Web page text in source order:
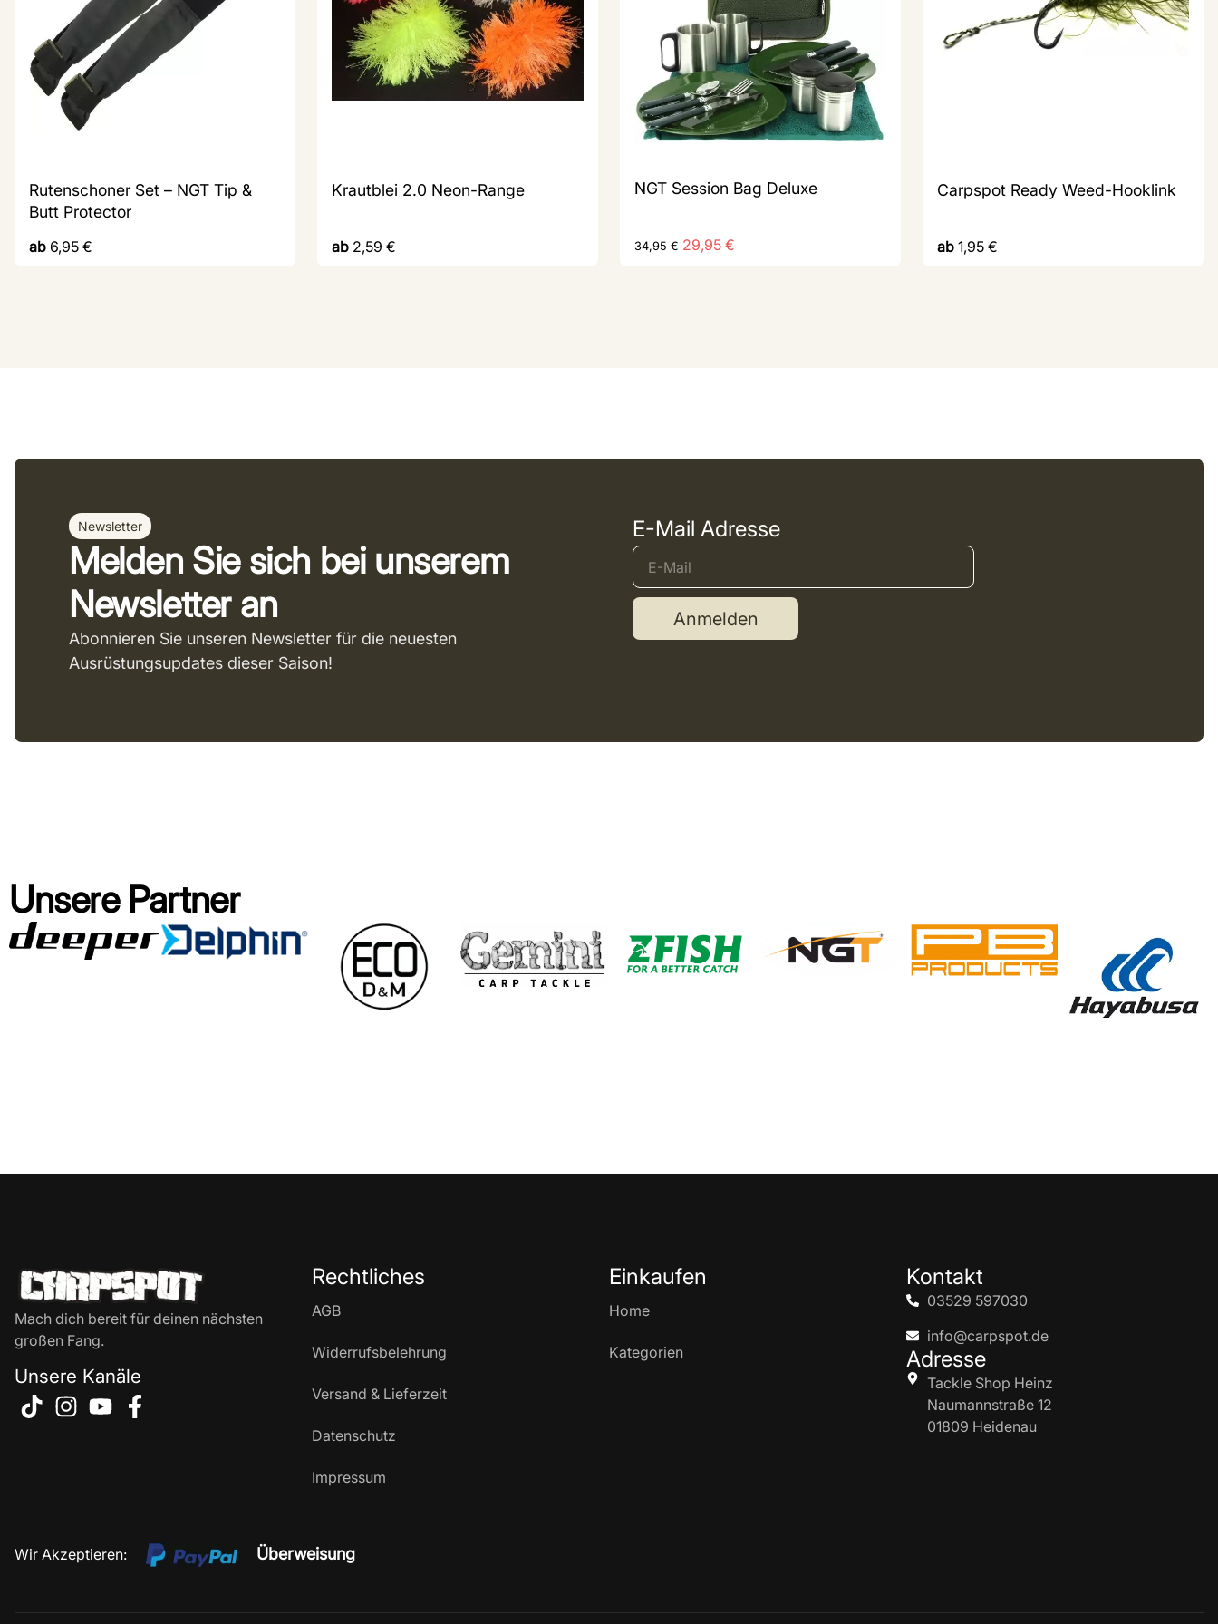
Rutenschoner Set – NGT Tip &
Butt Protector
ab 6,95 €
Krautblei 2.0 Neon-Range
ab 2,59 €
NGT Session Bag Deluxe
34,95€ 29,95 €
Carpspot Ready Weed-Hooklink
ab 1,95 €
Newsletter
Melden Sie sich bei unserem
Newsletter an
Abonnieren Sie unseren Newsletter für die neuesten
Ausrüstungsupdates dieser Saison!
E-Mail Adresse
Anmelden
Unsere Partner
Mach dich bereit für deinen nächsten
großen Fang.
Unsere Kanäle
Rechtliches
AGB
Widerrufsbelehrung
Versand & Lieferzeit
Datenschutz
Impressum
Einkaufen
Home
Kategorien
Kontakt
03529 597030
info@carpspot.de
Adresse
Tackle Shop Heinz
Naumannstraße 12
01809 Heidenau
Wir Akzeptieren: Überweisung